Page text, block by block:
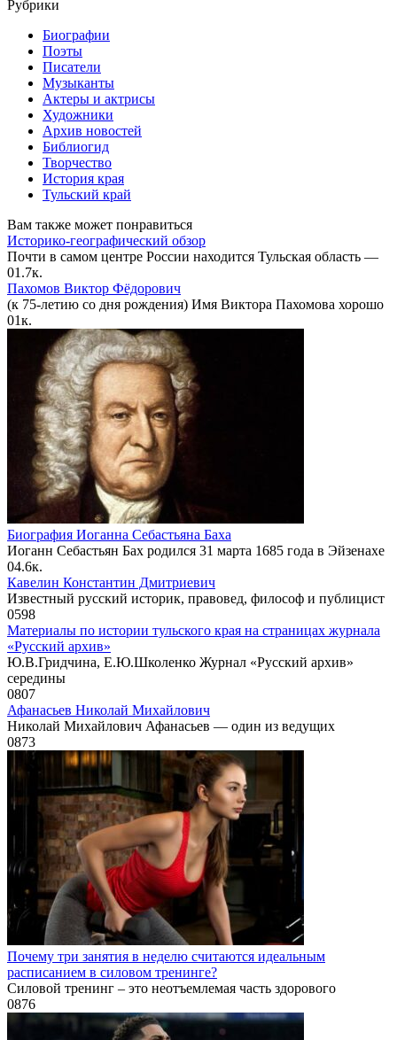
Рубрики
Биографии
Поэты
Писатели
Музыканты
Актеры и актрисы
Художники
Архив новостей
Библиогид
Творчество
История края
Тульский край
Вам также может понравиться
Историко-географический обзор
Почти в самом центре России находится Тульская область —
01.7к.
Пахомов Виктор Фёдорович
(к 75-летию со дня рождения) Имя Виктора Пахомова хорошо
01к.
Биография Иоганна Себастьяна Баха
Иоганн Себастьян Бах родился 31 марта 1685 года в Эйзенахе
04.6к.
Кавелин Константин Дмитриевич
Известный русский историк, правовед, философ и публицист
0598
Материалы по истории тульского края на страницах журнала
«Русский архив»
Ю.В.Гридчина, Е.Ю.Школенко Журнал «Русский архив»
середины
0807
Афанасьев Николай Михайлович
Николай Михайлович Афанасьев — один из ведущих
0873
Почему три занятия в неделю считаются идеальным
расписанием в силовом тренинге?
Силовой тренинг – это неотъемлемая часть здорового
0876